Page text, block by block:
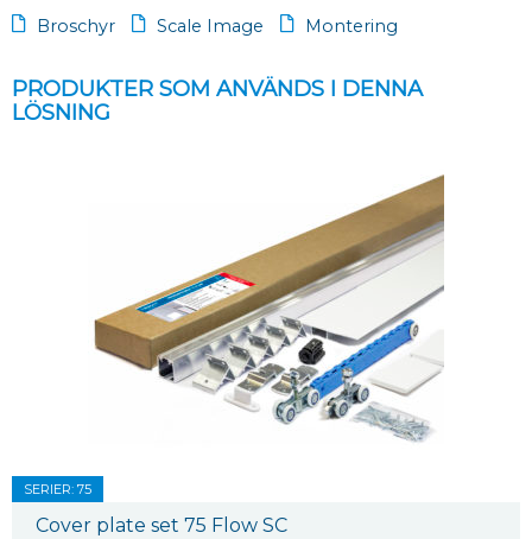
Broschyr Scale Image Montering
PRODUKTER SOM ANVÄNDS I DENNA
LÖSNING
SERIER: 75
Cover plate set 75 Flow SC